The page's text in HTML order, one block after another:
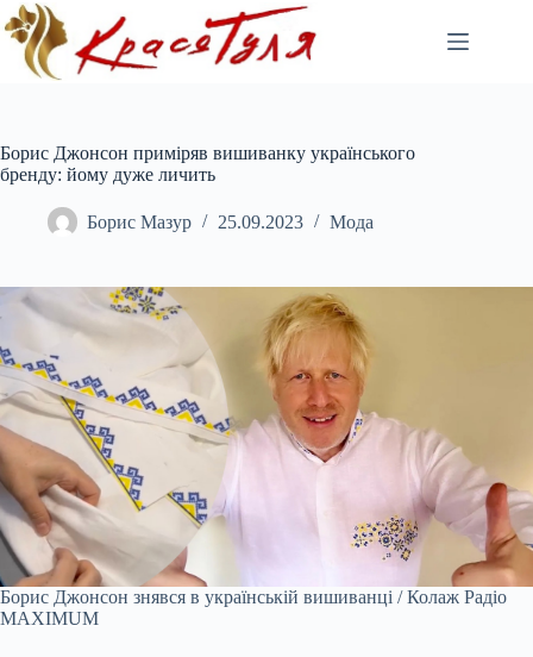
Перейти
до
вмісту
Борис Джонсон приміряв вишиванку українського
бренду: йому дуже личить
Борис Мазур 25.09.2023 Мода
Борис Джонсон знявся в українській вишиванці / Колаж Радіо
MAXIMUM